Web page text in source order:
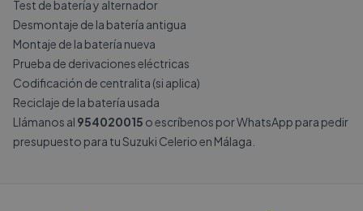
Test de batería y alternador
Desmontaje de la batería antigua
Montaje de la batería nueva
Prueba de derivaciones eléctricas
Codificación de centralita (si aplica)
Reciclaje de la batería usada
Llámanos al 954020015 o escríbenos porWhatsApp para pedir
presupuesto para tu Suzuki Celerio en Málaga.